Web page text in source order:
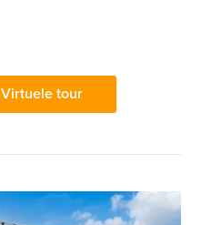
Virtuele tour